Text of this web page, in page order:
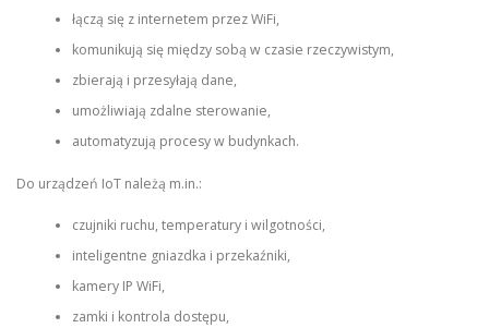
łączą się z internetem przez WiFi,
komunikują się między sobą w czasie rzeczywistym,
zbierają i przesyłają dane,
umożliwiają zdalne sterowanie,
automatyzują procesy w budynkach.
Do urządzeń IoT należą m.in.:
czujniki ruchu, temperatury i wilgotności,
inteligentne gniazdka i przekaźniki,
kamery IP WiFi,
zamki i kontrola dostępu,